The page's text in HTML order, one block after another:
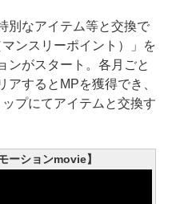
別なアイテム等と交換で
ンスリーポイント）」を
ンがスタート。各月ごと
するとMPを獲得でき、
プにてアイテムと交換す
ーションmovie】